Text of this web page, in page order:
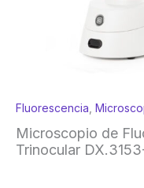
Fluorescencia
Microscopio de
Trinocular